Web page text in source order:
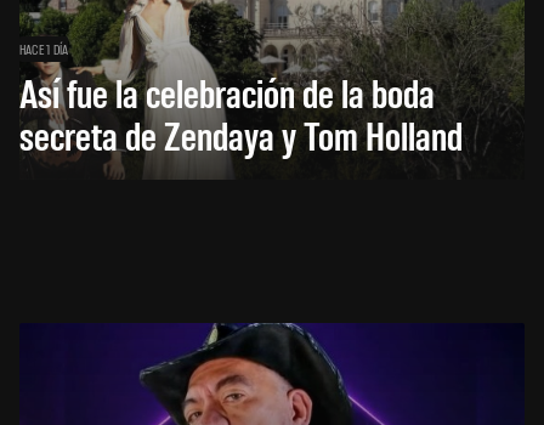
HACE 1 DÍA
Así fue la celebración de la boda
secreta de Zendaya y Tom Holland